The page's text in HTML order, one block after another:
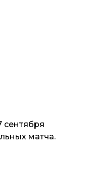
сентября
матча.